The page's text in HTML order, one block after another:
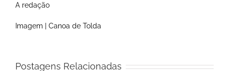
A redação
Imagem | Canoa de Tolda
Postagens Relacionadas